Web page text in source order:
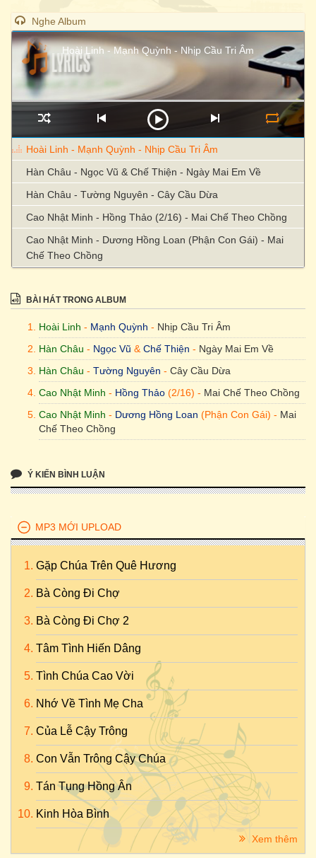
Nghe Album
Hoài Linh - Mạnh Quỳnh - Nhịp Cầu Tri Âm
Hoài Linh - Mạnh Quỳnh - Nhịp Cầu Tri Âm
Hàn Châu - Ngọc Vũ & Chế Thiện - Ngày Mai Em Về
Hàn Châu - Tường Nguyên - Cây Cầu Dừa
Cao Nhật Minh - Hồng Thảo (2/16) - Mai Chế Theo Chồng
Cao Nhật Minh - Dương Hồng Loan (Phận Con Gái) - Mai
Chế Theo Chồng
BÀI HÁT TRONG ALBUM
Hoài Linh - Mạnh Quỳnh - Nhịp Cầu Tri Âm
Hàn Châu - Ngọc Vũ & Chế Thiện - Ngày Mai Em Về
Hàn Châu - Tường Nguyên - Cây Cầu Dừa
Cao Nhật Minh - Hồng Thảo (2/16) - Mai Chế Theo Chồng
Cao Nhật Minh - Dương Hồng Loan (Phận Con Gái) - Mai
Chế Theo Chồng
Ý KIẾN BÌNH LUẬN
MP3 MỚI UPLOAD
Gặp Chúa Trên Quê Hương
Bà Còng Đi Chợ
Bà Còng Đi Chợ 2
Tâm Tình Hiến Dâng
Tình Chúa Cao Vời
Nhớ Về Tình Mẹ Cha
Của Lễ Cậy Trông
Con Vẫn Trông Cậy Chúa
Tán Tụng Hồng Ân
Kinh Hòa Bình
Xem thêm